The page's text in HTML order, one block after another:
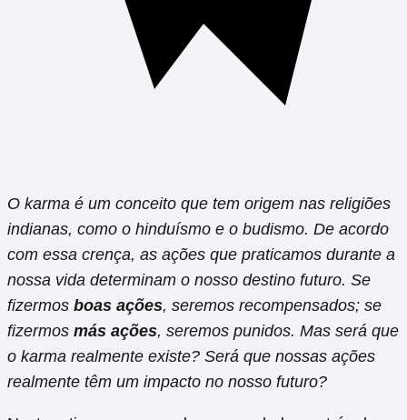
O karma é um conceito que tem origem nas religiões
indianas, como o hinduísmo e o budismo. De acordo
com essa crença, as ações que praticamos durante a
nossa vida determinam o nosso destino futuro. Se
fizermos boas ações, seremos recompensados; se
fizermos más ações, seremos punidos. Mas será que
o karma realmente existe? Será que nossas ações
realmente têm um impacto no nosso futuro?